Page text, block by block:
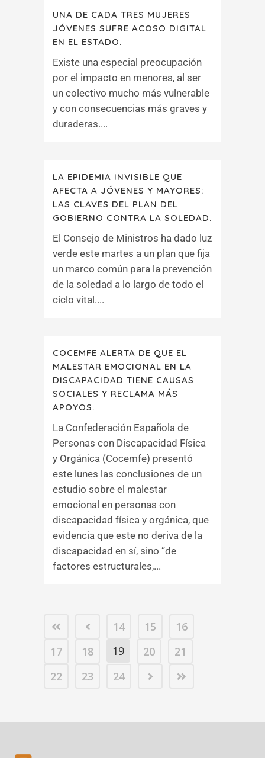
UNA DE CADA TRES MUJERES
JÓVENES SUFRE ACOSO DIGITAL
EN EL ESTADO.
Existe una especial preocupación
por el impacto en menores, al ser
un colectivo mucho más vulnerable
y con consecuencias más graves y
duraderas....
LA EPIDEMIA INVISIBLE QUE
AFECTA A JÓVENES Y MAYORES:
LAS CLAVES DEL PLAN DEL
GOBIERNO CONTRA LA SOLEDAD.
El Consejo de Ministros ha dado luz
verde este martes a un plan que fija
un marco común para la prevención
de la soledad a lo largo de todo el
ciclo vital....
COCEMFE ALERTA DE QUE EL
MALESTAR EMOCIONAL EN LA
DISCAPACIDAD TIENE CAUSAS
SOCIALES Y RECLAMA MÁS
APOYOS.
La Confederación Española de
Personas con Discapacidad Física
y Orgánica (Cocemfe) presentó
este lunes las conclusiones de un
estudio sobre el malestar
emocional en personas con
discapacidad física y orgánica, que
evidencia que este no deriva de la
discapacidad en sí, sino “de
factores estructurales,...
14 15
16
17
18 19 20
21
22
23 24